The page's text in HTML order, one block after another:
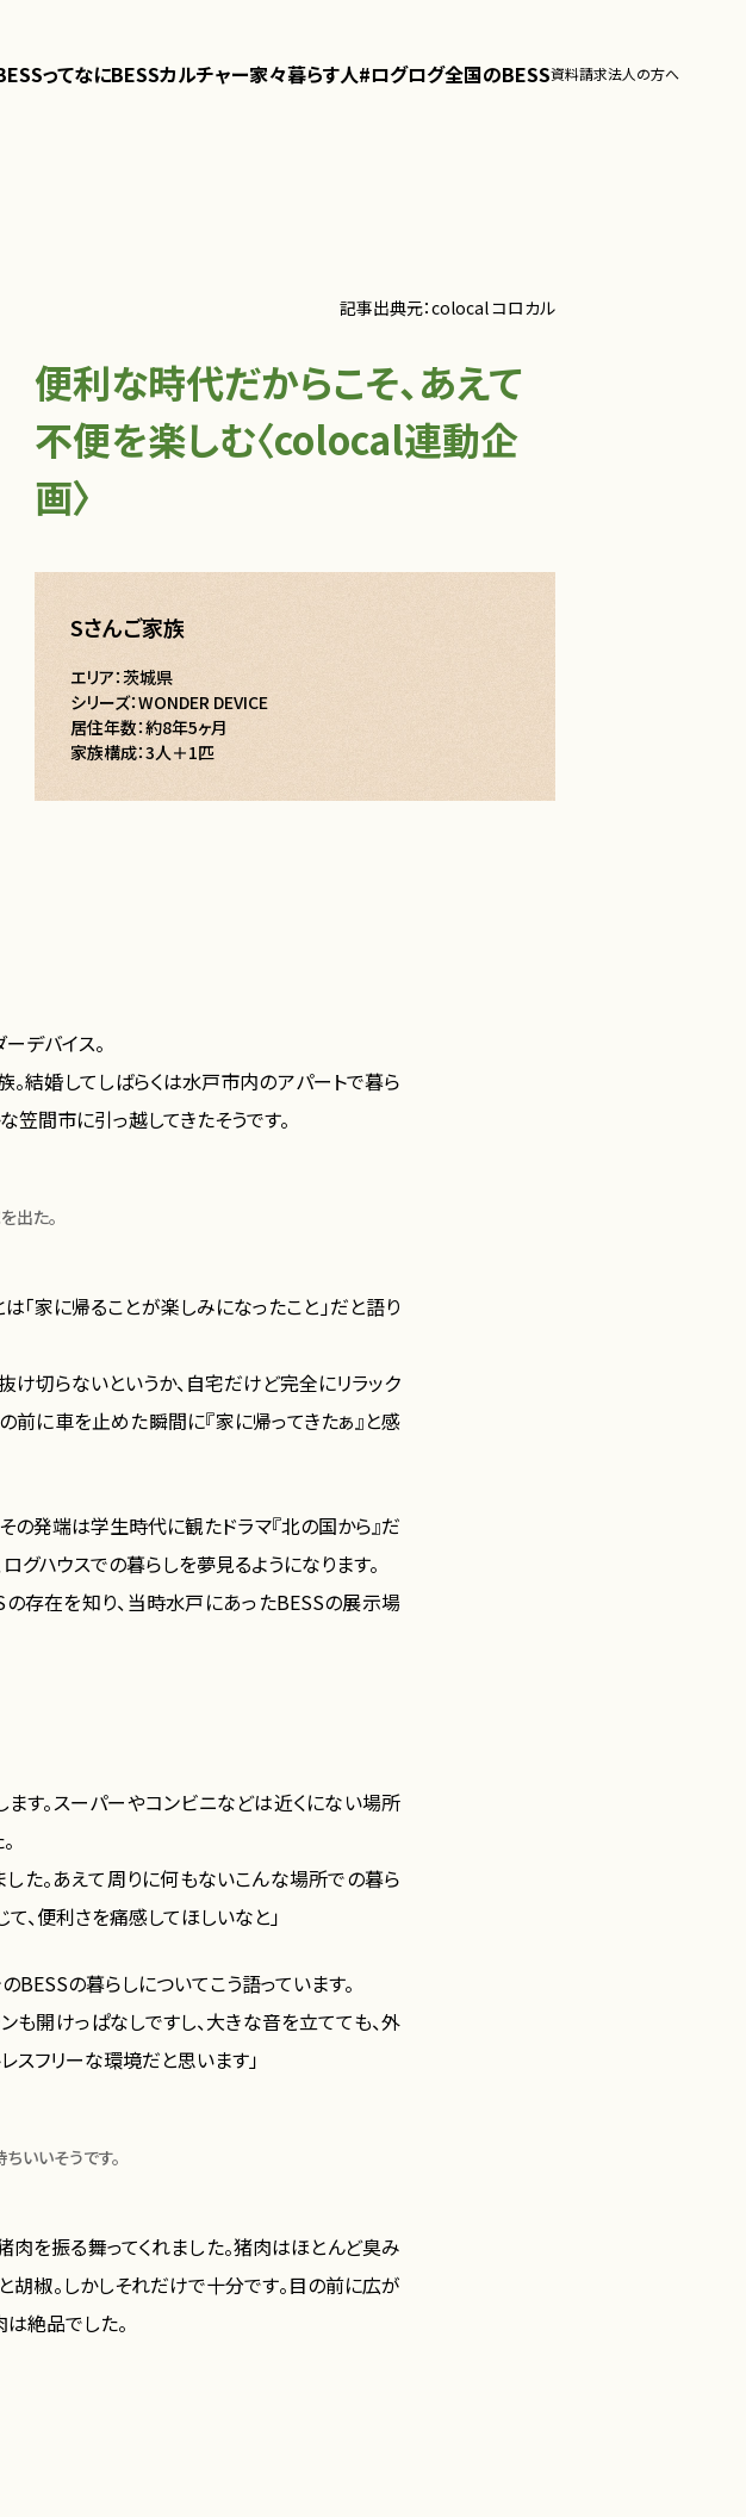
ってなにBESSカルチャー家々暮らす人#ログログ全国のBESS資料請求法人の方へ
記事出典元：colocal コロカル
便利な時代だからこそ、あえて
不便を楽しむ〈colocal連動企
画〉
Sさんご家族
エリア：茨城県
シリーズ：WONDER DEVICE
居住年数：約8年5ヶ月
家族構成：3人＋1匹
デバイス。
結婚してしばらくは水戸市内のアパートで暮ら
間市に引っ越してきたそうです。
出た。
家に帰ることが楽しみになったこと」だと語り
け切らないというか、自宅だけど完全にリラック
前に車を止めた瞬間に『家に帰ってきたぁ』と感
の発端は学生時代に観たドラマ『北の国から』だ
グハウスでの暮らしを夢見るようになります。
存在を知り、当時水戸にあったBESSの展示場
す。スーパーやコンビニなどは近くにない場所
た。あえて周りに何もないこんな場所での暮ら
、便利さを痛感してほしいなと」
の暮らしについてこう語っています。
も開けっぱなしですし、大きな音を立てても、外
スフリーな環境だと思います」
いいそうです。
を振る舞ってくれました。猪肉はほとんど臭み
胡椒。しかしそれだけで十分です。目の前に広が
絶品でした。